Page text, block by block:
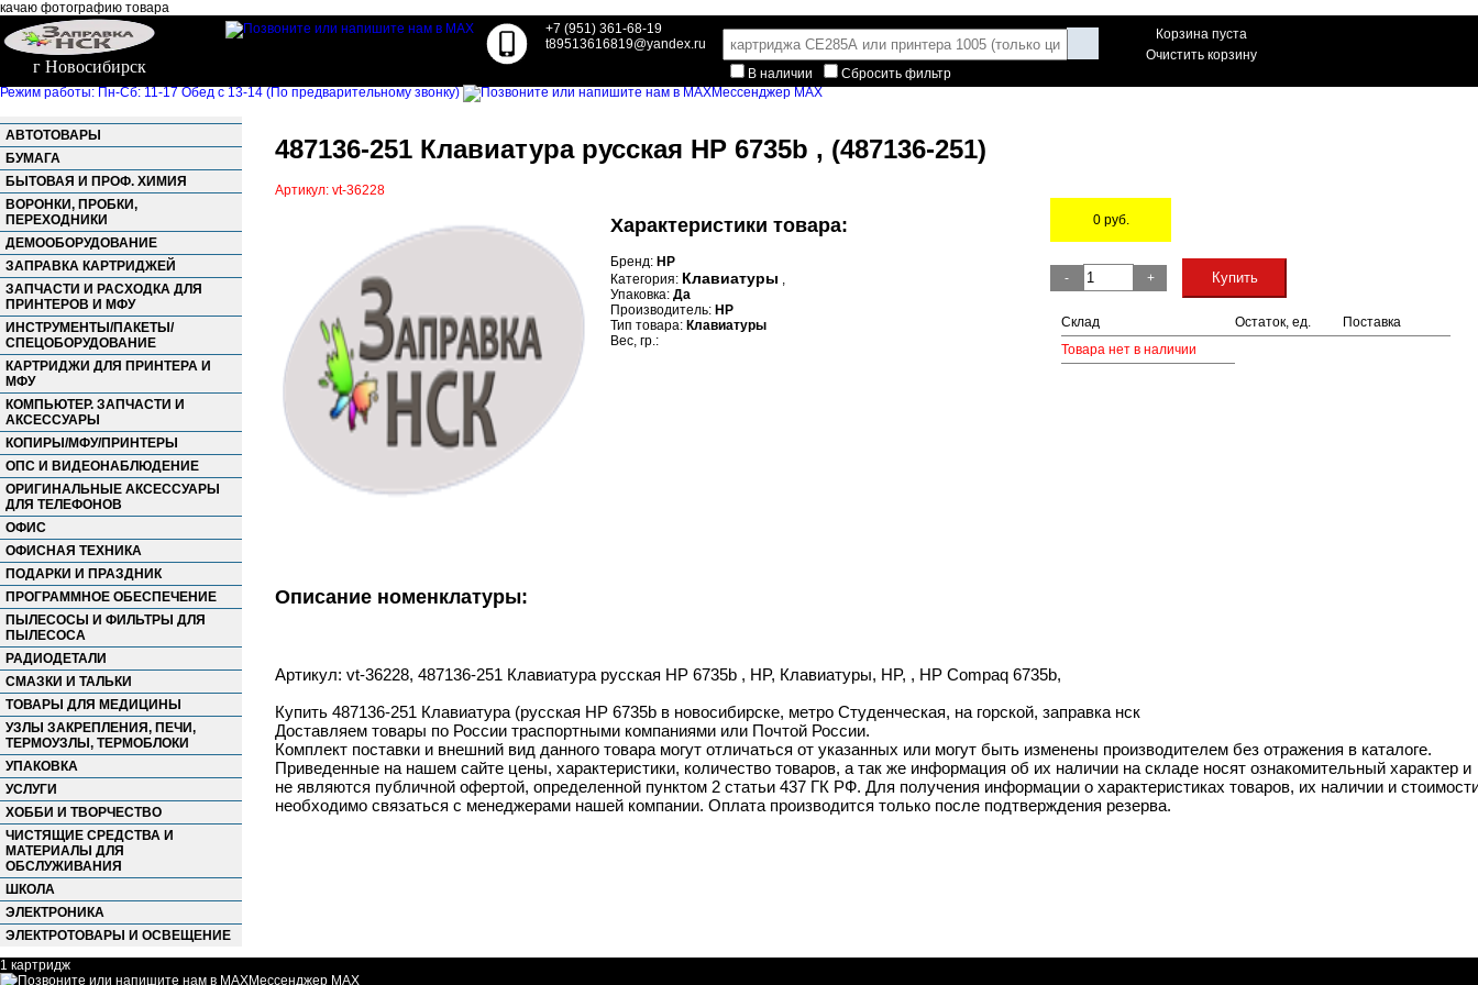
качаю фотографию товара
г Новосибирск
+7 (951) 361-68-19
t89513616819@yandex.ru
В наличии
Сбросить фильтр
Корзина пуста
Очистить корзину
Режим работы: Пн-Сб: 11-17 Обед с 13-14 (По предварительному звонку) Мессенджер MAX
АВТОТОВАРЫ
БУМАГА
БЫТОВАЯ И ПРОФ. ХИМИЯ
ВОРОНКИ, ПРОБКИ,
ПЕРЕХОДНИКИ
ДЕМООБОРУДОВАНИЕ
ЗАПРАВКА КАРТРИДЖЕЙ
ЗАПЧАСТИ И РАСХОДКА ДЛЯ
ПРИНТЕРОВ И МФУ
ИНСТРУМЕНТЫ/ПАКЕТЫ/
СПЕЦОБОРУДОВАНИЕ
КАРТРИДЖИ ДЛЯ ПРИНТЕРА И
МФУ
КОМПЬЮТЕР. ЗАПЧАСТИ И
АКСЕССУАРЫ
КОПИРЫ/МФУ/ПРИНТЕРЫ
ОПС И ВИДЕОНАБЛЮДЕНИЕ
ОРИГИНАЛЬНЫЕ АКСЕССУАРЫ
ДЛЯ ТЕЛЕФОНОВ
ОФИС
ОФИСНАЯ ТЕХНИКА
ПОДАРКИ И ПРАЗДНИК
ПРОГРАММНОЕ ОБЕСПЕЧЕНИЕ
ПЫЛЕСОСЫ И ФИЛЬТРЫ ДЛЯ
ПЫЛЕСОСА
РАДИОДЕТАЛИ
СМАЗКИ И ТАЛЬКИ
ТОВАРЫ ДЛЯ МЕДИЦИНЫ
УЗЛЫ ЗАКРЕПЛЕНИЯ, ПЕЧИ,
ТЕРМОУЗЛЫ, ТЕРМОБЛОКИ
УПАКОВКА
УСЛУГИ
ХОББИ И ТВОРЧЕСТВО
ЧИСТЯЩИЕ СРЕДСТВА И
МАТЕРИАЛЫ ДЛЯ
ОБСЛУЖИВАНИЯ
ШКОЛА
ЭЛЕКТРОНИКА
ЭЛЕКТРОТОВАРЫ И ОСВЕЩЕНИЕ
487136-251 Клавиатура русская HP 6735b , (487136-251)
Артикул: vt-36228
Характеристики товара:
Бренд: HP
Категория: Клавиатуры ,
Упаковка: Да
Производитель: HP
Тип товара: Клавиатуры
Вес, гр.:
0руб.
-
+ Купить
Склад Остаток, ед.
Поставка
Товара нет в наличии
Описание номенклатуры:
Артикул: vt-36228, 487136-251 Клавиатура русская HP 6735b , HP, Клавиатуры, HP, , HP Compaq 6735b,
Купить 487136-251 Клавиатура (русская HP 6735b в новосибирске, метро Студенческая, на горской, заправка нск
Доставляем товары по России траспортными компаниями или Почтой России.
Комплект поставки и внешний вид данного товара могут отличаться от указанных или могут быть изменены производителем без отражения в каталоге.
Приведенные на нашем сайте цены, характеристики, количество товаров, а так же информация об их наличии на складе носят ознакомительный характер и
не являются публичной офертой, определенной пунктом 2 статьи 437 ГК РФ. Для получения информации о характеристиках товаров, их наличии и
необходимо связаться с менеджерами нашей компании. Оплата производится только после подтверждения резерва.
1 картридж
Мессенджер MAX